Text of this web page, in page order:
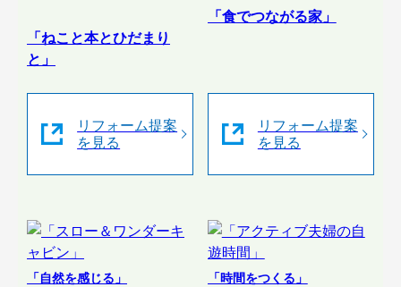
「ねこと本とひだまり
と」
リフォーム提案
を見る
「食でつながる家」
リフォーム提案
を見る
「自然を感じる」 「時間をつくる」